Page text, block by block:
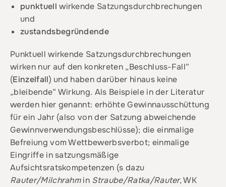
punktuell wirkende Satzungsdurchbrechungen
und
zustandsbegründende
Punktuell wirkende Satzungsdurchbrechungen
wirken nur auf den konkreten „Beschluss-Fall“
(Einzelfall) und haben darüber hinaus keine
„bleibende“ Wirkung. Als Beispiele in der Literatur
werden hier genannt: erhöhte Gewinnausschüttung
für ein Jahr (also von der Satzung abweichende
Gewinnverwendungsbeschlüsse); die einmalige
Befreiung vom Wettbewerbsverbot; einmalige
Eingriffe in satzungsmäßige
Aufsichtsratskompetenzen (s dazu
Rauter/Milchrahmin Straube/Ratka/Rauter,WK